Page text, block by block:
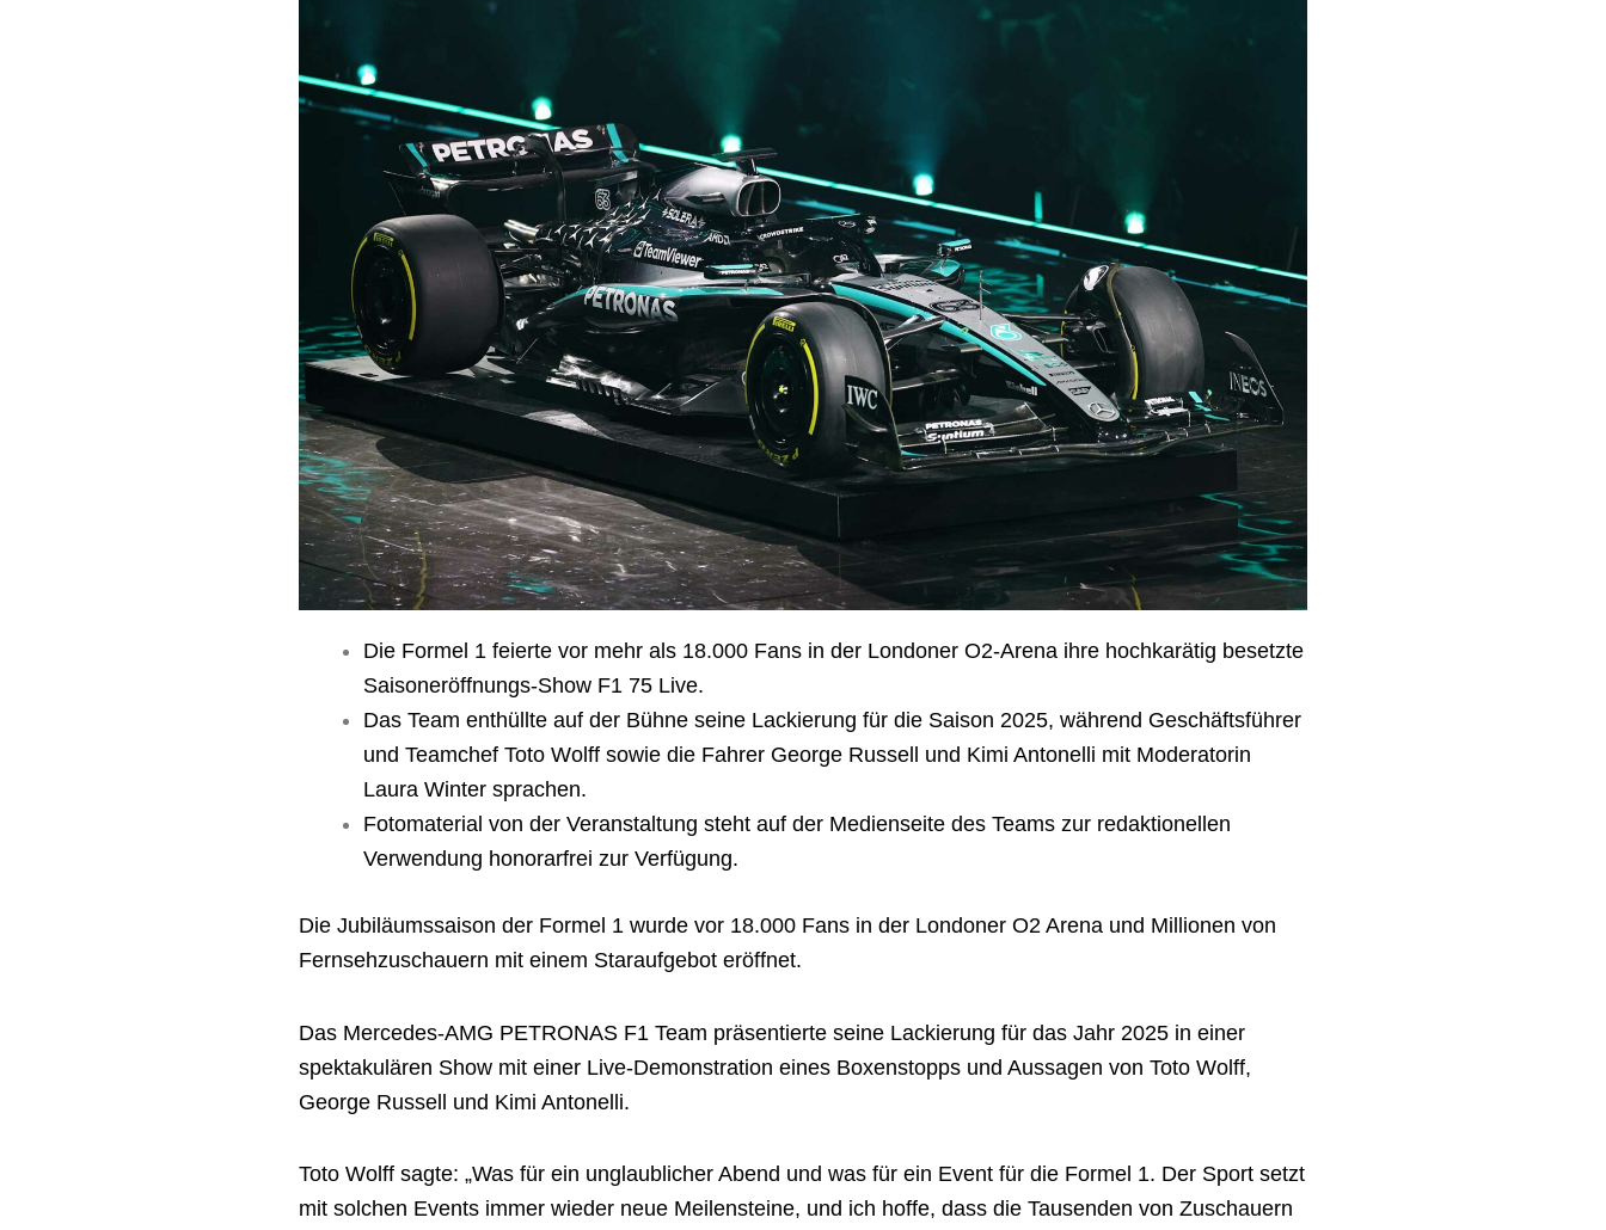
Die Formel 1 feierte vor mehr als 18.000 Fans in der Londoner O2-Arena ihre hochkarätig besetzte
Saisoneröffnungs-Show F1 75 Live.
Das Team enthüllte auf der Bühne seine Lackierung für die Saison 2025, während Geschäftsführer
und Teamchef Toto Wolff sowie die Fahrer George Russell und Kimi Antonelli mit Moderatorin
Laura Winter sprachen.
Fotomaterial von der Veranstaltung steht auf der Medienseite des Teams zur redaktionellen
Verwendung honorarfrei zur Verfügung.
Die Jubiläumssaison der Formel 1 wurde vor 18.000 Fans in der Londoner O2 Arena und Millionen von
Fernsehzuschauern mit einem Staraufgebot eröffnet.
Das Mercedes-AMG PETRONAS F1 Team präsentierte seine Lackierung für das Jahr 2025 in einer
spektakulären Show mit einer Live-Demonstration eines Boxenstopps und Aussagen von Toto Wolff,
George Russell und Kimi Antonelli.
Toto Wolff sagte: „Was für ein unglaublicher Abend und was für ein Event für die Formel 1. Der Sport setzt
mit solchen Events immer wieder neue Meilensteine, und ich hoffe, dass die Tausenden von Zuschauern